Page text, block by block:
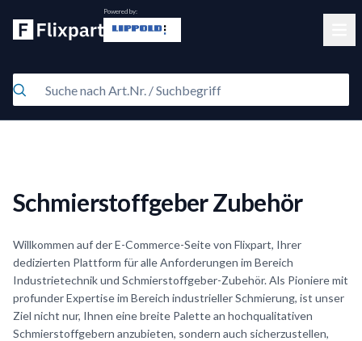
Powered by:
Schmierstoffgeber Zubehör
Willkommen auf der E-Commerce-Seite von Flixpart, Ihrer
dedizierten Plattform für alle Anforderungen im Bereich
Industrietechnik und Schmierstoffgeber-Zubehör. Als Pioniere mit
profunder Expertise im Bereich industrieller Schmierung, ist unser
Ziel nicht nur, Ihnen eine breite Palette an hochqualitativen
Schmierstoffgebern anzubieten, sondern auch sicherzustellen,